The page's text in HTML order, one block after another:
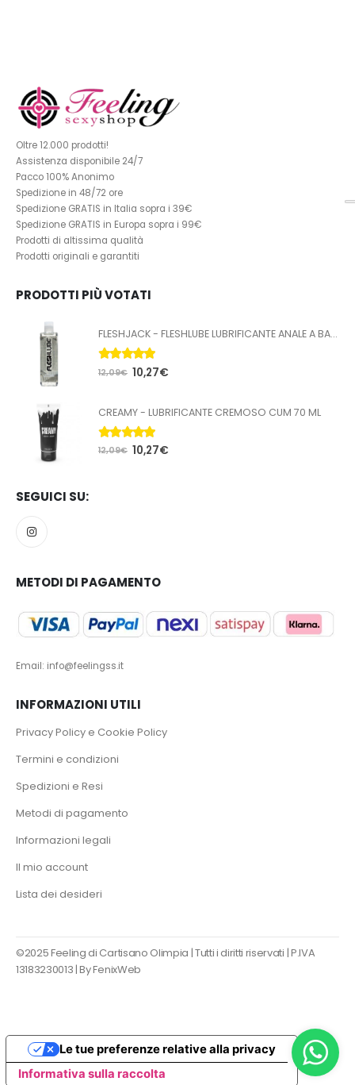
Oltre 12.000 prodotti!
Assistenza disponibile 24/7
Pacco 100% Anonimo
Spedizione in 48/72 ore
Spedizione GRATIS in Italia sopra i 39€
Spedizione GRATIS in Europa sopra i 99€
Prodotti di altissima qualità
Prodotti originali e garantiti
PRODOTTI PIÙ VOTATI
FLESHJACK - FLESHLUBE LUBRIFICANTE ANALE A BASE ACQUA 100 ML
5.00Su 5
12,09€ 10,27€
CREAMY - LUBRIFICANTE CREMOSO CUM 70 ML
5.00Su 5
12,09€ 10,27€
SEGUICI SU:
METODI DI PAGAMENTO
Email: info@feelingss.it
INFORMAZIONI UTILI
Privacy Policy e Cookie Policy
Termini e condizioni
Spedizioni e Resi
Metodi di pagamento
Informazioni legali
Il mio account
Lista dei desideri
©2025 Feeling di Cartisano Olimpia | Tutti i diritti riservati | P.IVA
13183230013 |By FenixWeb
Informativa sulla raccolta
Le tue preferenze relative alla privacy